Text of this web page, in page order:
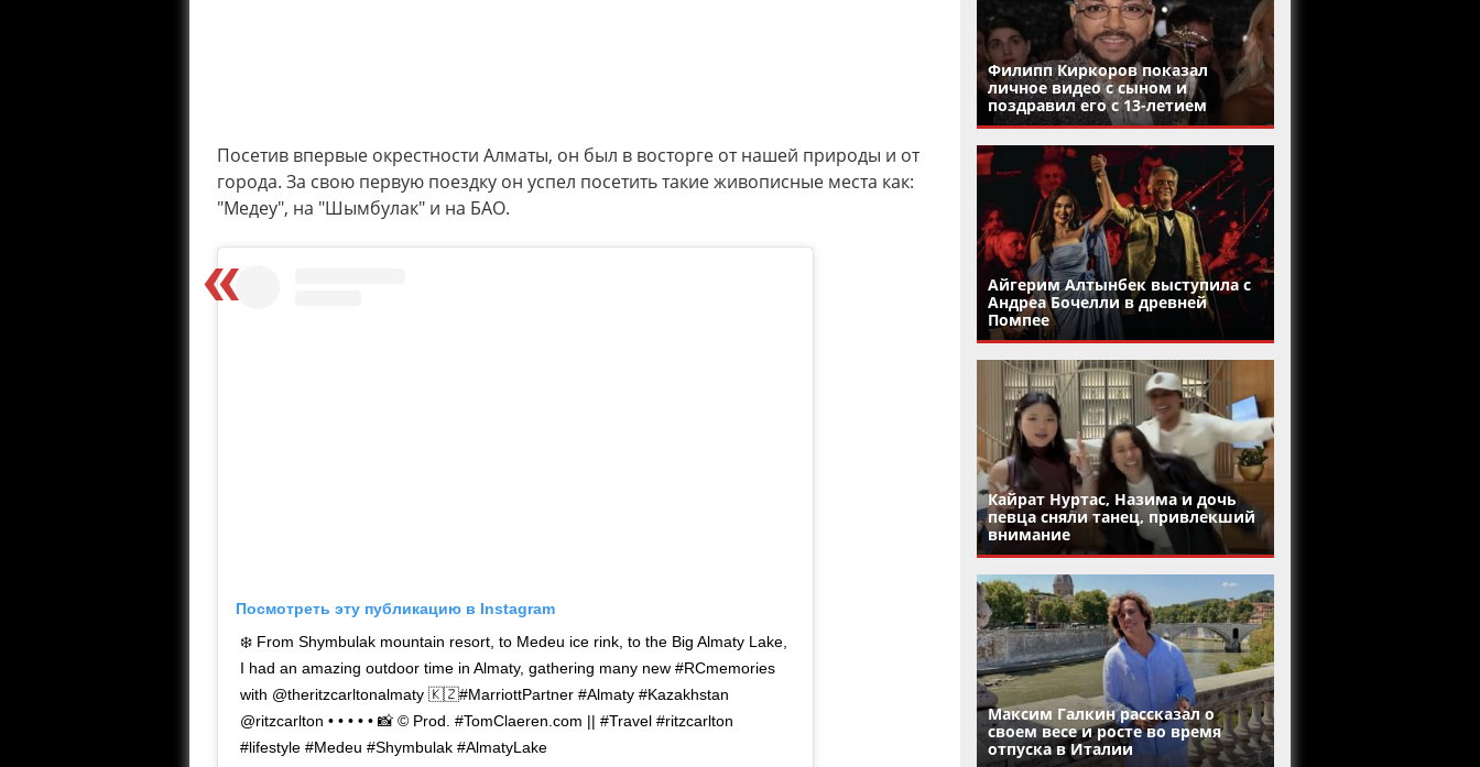
Посетив впервые окрестности Алматы, он был в восторге от нашей природы и от
города. За свою первую поездку он успел посетить такие живописные места как:
"Медеу", на "Шымбулак" и на БАО.
Посмотреть эту публикацию в Instagram
❄️ From Shymbulak mountain resort, to Medeu ice rink, to the Big Almaty Lake,
I had an amazing outdoor time in Almaty, gathering many new #RCmemories
with @theritzcarltonalmaty 🇰🇿#MarriottPartner #Almaty #Kazakhstan
@ritzcarlton • • • • • 📸 ©️ Prod. #TomClaeren.com || #Travel #ritzcarlton
#lifestyle #Medeu #Shymbulak #AlmatyLake
Филипп Киркоров показал
личное видео с сыном и
поздравил его с 13-летием
Айгерим Алтынбек выступила с
Андреа Бочелли в древней
Помпее
Кайрат Нуртас, Назима и дочь
певца сняли танец, привлекший
внимание
Максим Галкин рассказал о
своем весе и росте во время
отпуска в Италии